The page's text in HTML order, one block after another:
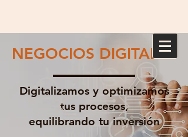
NEGOCIOS DIGITALES
Digitalizamos y optimizamos
tus procesos,
equilibrando tu inversión